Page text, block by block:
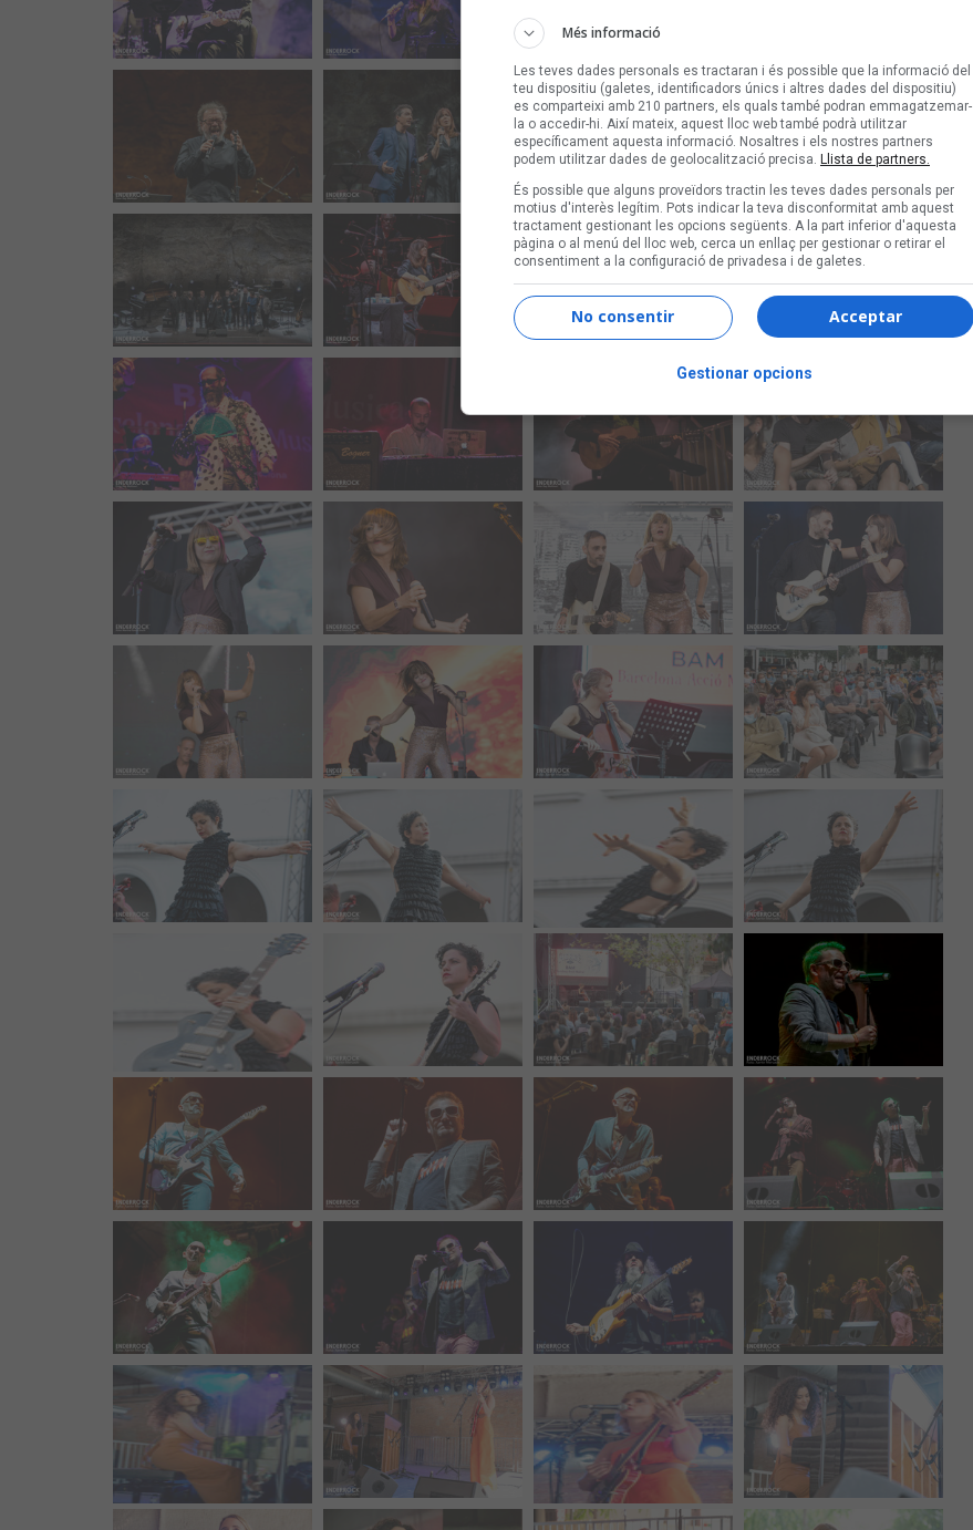
Més informació
Les teves dades personals es tractaran i és possible que la informació del
teu dispositiu (galetes, identificadors únics i altres dades del dispositiu)
es comparteixi amb 210 partners, els quals també podran emmagatzemar-
la o accedir-hi. Així mateix, aquest lloc web també podrà utilitzar
específicament aquesta informació. Nosaltres i els nostres partners
podem utilitzar dades de geolocalització precisa. Llista de partners.
És possible que alguns proveïdors tractin les teves dades personals per
motius d'interès legítim. Pots indicar la teva disconformitat amb aquest
tractament gestionant les opcions següents. A la part inferior d'aquesta
pàgina o al menú del lloc web, cerca un enllaç per gestionar o retirar el
consentiment a la configuració de privadesa i de galetes.
Acceptar
No consentir
Gestionar opcions